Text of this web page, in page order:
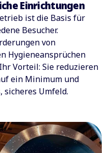
Einrichtungen
ist die Basis für
Besucher.
von
Hygieneansprüchen
Vorteil: Sie reduzieren
ein Minimum und
Umfeld.